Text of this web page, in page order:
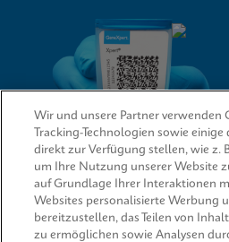
QUICK LINKS
Wir und unsere Partner verwenden
Tracking-Technologien sowie einige
direkt zur Verfügung stellen, wie z.
um Ihre Nutzung unserer Website
auf Grundlage Ihrer Interaktionen
Websites personalisierte Werbung
bereitzustellen, das Teilen von
zu ermöglichen sowie Analysen